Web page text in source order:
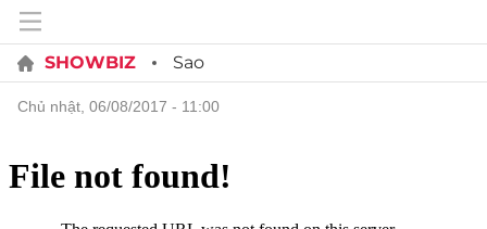
SHOWBIZ Sao
chủ nhật, 06/08/2017 - 11:00